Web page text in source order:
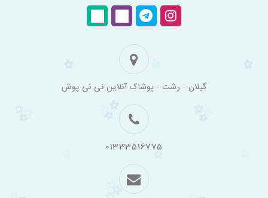
گیلان - رشت - پوشاک آنلاین نی نی پوش
01333516775